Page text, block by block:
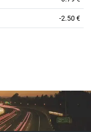
-2.50 €